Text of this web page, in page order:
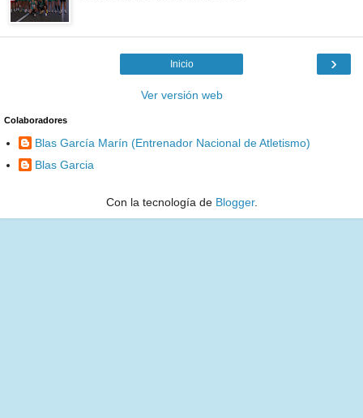
›
Inicio
Ver versión web
Colaboradores
Blas García Marín (Entrenador Nacional de Atletismo)
Blas Garcia
Con la tecnología de Blogger.